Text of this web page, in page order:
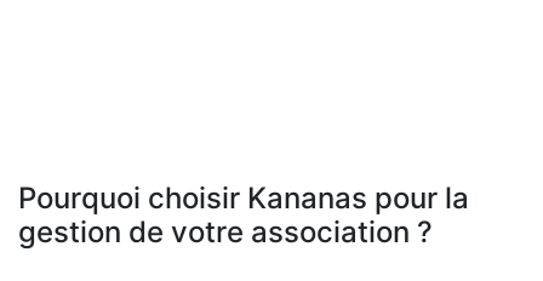
Pourquoi choisir Kananas pour la
gestion de votre association ?